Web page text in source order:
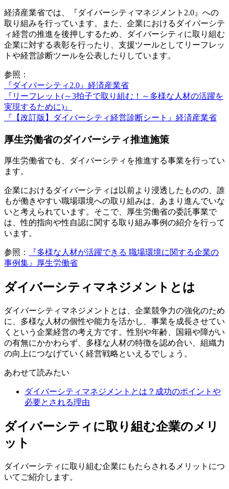
経済産業省では、『ダイバーシティマネジメント2.0』への
取り組みを行っています。また、企業におけるダイバーシテ
ィ経営の推進を後押しするため、ダイバーシティに取り組む
企業に対する表彰を行ったり、支援ツールとしてリーフレッ
トや経営診断ツールを公表したりしています。
参照：
『ダイバーシティ2.0』経済産業省
『リーフレット(～3拍子で取り組む！～多様な人材の活躍を
実現するために)』
『【改訂版】ダイバーシティ経営診断シート』経済産業省
厚生労働省のダイバーシティ推進施策
厚生労働省でも、ダイバーシティを推進する事業を行ってい
ます。
企業におけるダイバーシティは以前より浸透したものの、誰
もが働きやすい職場環境への取り組みは、あまり進んでいな
いと考えられています。そこで、厚生労働省の委託事業で
は、性的指向や性自認に関する取り組み事例の紹介を行って
います。
参照：
『多様な人材が活躍できる 職場環境に関する企業の
事例集』厚生労働省
ダイバーシティマネジメントとは
ダイバーシティマネジメントとは、企業競争力の強化のため
に、多様な人材の個性や能力を活かし、事業を成長させてい
くという企業経営の考え方です。性別や年齢、国籍や障がい
の有無にかかわらず、多様な人材の特徴を認め合い、組織力
の向上につなげていく経営戦略といえるでしょう。
あわせて読みたい
ダイバーシティマネジメントとは？成功のポイントや
必要とされる理由
ダイバーシティに取り組む企業のメリ
ット
ダイバーシティに取り組む企業にもたらされるメリットにつ
いてご紹介します。